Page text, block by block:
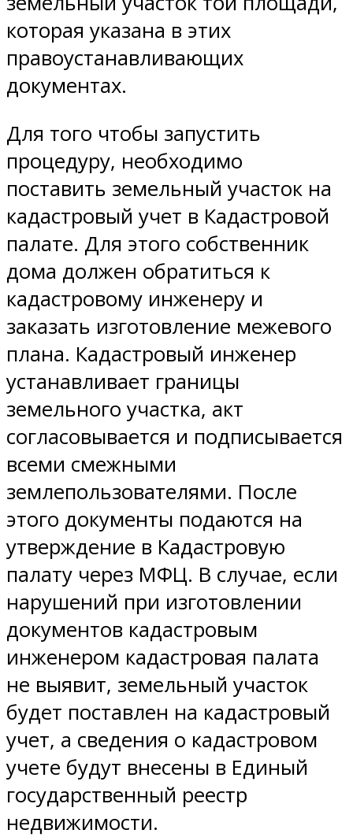
которая указана в этих
правоустанавливающих
документах.
Для того чтобы запустить
процедуру, необходимо
поставить земельный участок на
кадастровый учет в Кадастровой
палате. Для этого собственник
дома должен обратиться к
кадастровому инженеру и
заказать изготовление межевого
плана. Кадастровый инженер
устанавливает границы
земельного участка, акт
согласовывается и подписывается
всеми смежными
землепользователями. После
этого документы подаются на
утверждение в Кадастровую
палату через МФЦ. В случае, если
нарушений при изготовлении
документов кадастровым
инженером кадастровая палата
не выявит, земельный участок
будет поставлен на кадастровый
учет, а сведения о кадастровом
учете будут внесены в Единый
государственный реестр
недвижимости.